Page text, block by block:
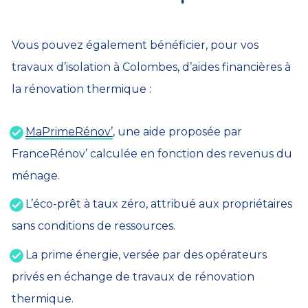
Vous pouvez également bénéficier, pour vos
travaux d’isolation à Colombes, d’aides financières à
la rénovation thermique :
MaPrimeRénov’, une aide proposée par
FranceRénov’ calculée en fonction des revenus du
ménage.
L’éco-prêt à taux zéro, attribué aux propriétaires
sans conditions de ressources.
La prime énergie, versée par des opérateurs
privés en échange de travaux de rénovation
thermique.